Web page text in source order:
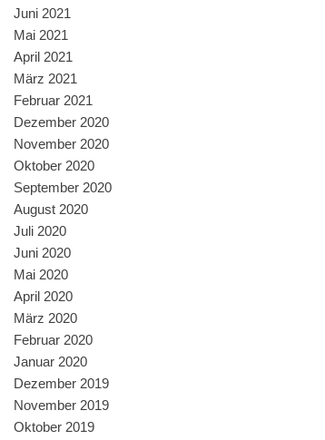
Juni 2021
Mai 2021
April 2021
März 2021
Februar 2021
Dezember 2020
November 2020
Oktober 2020
September 2020
August 2020
Juli 2020
Juni 2020
Mai 2020
April 2020
März 2020
Februar 2020
Januar 2020
Dezember 2019
November 2019
Oktober 2019